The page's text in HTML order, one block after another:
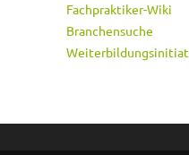
Fachpraktiker-Wiki
Branchensuche